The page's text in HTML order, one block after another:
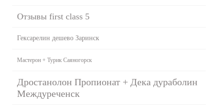
Отзывы first class 5
Гексарелин дешево Заринск
Мастерон + Турик Саяногорск
Дростанолон Пропионат + Дека дураболин
Междуреченск